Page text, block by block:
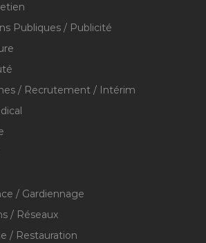
Publiques / Publicité
/ Recrutement / Intérim
/ Gardiennage
/ Réseaux
/ Restauration